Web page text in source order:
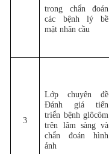
trong chẩn đoán
các bệnh lý bề
mặt nhãn cầu
3
Lớp chuyên đề
Đánh giá tiến
triển bệnh glôcôm
trên lâm sàng và
chẩn đoán hình
ảnh